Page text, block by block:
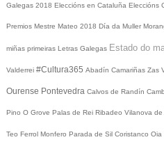
Galegas 2018 Eleccións en Cataluña Eleccións
Premios Mestre Mateo 2018 Día da Muller
miñas primeiras Letras Galegas Estado do
Valderrei #Cultura365 Abadín Camariñas Zas
Ourense Pontevedra Calvos de Randín
Pino O Grove Palas de Rei Ribadeo Vilanova de
Teo Ferrol Monfero Parada de Sil Coristanco Oia